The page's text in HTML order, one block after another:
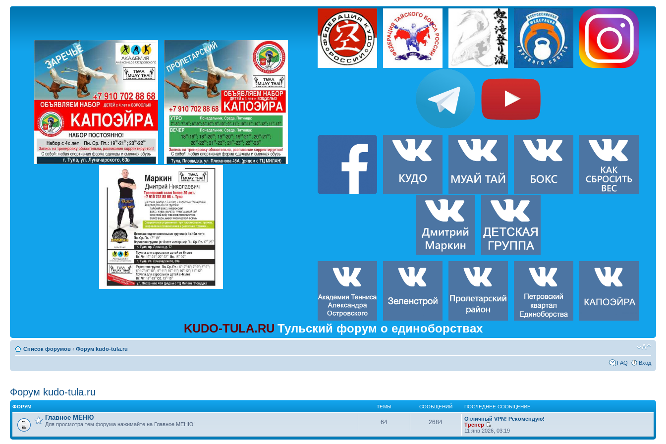
KUDO-TULA.RU Тульский форум о единоборствах
Список форумов ‹ Форум kudo-tula.ru
FAQ Вход
Форум kudo-tula.ru
ФОРУМ ТЕМЫ СООБЩЕНИЙ ПОСЛЕДНЕЕ СООБЩЕНИЕ
Главное МЕНЮ
Для просмотра тем форума нажимайте на Главное МЕНЮ! 64 2684
Отличный VPN! Рекомендую!
Тренер
11 янв 2026, 03:19